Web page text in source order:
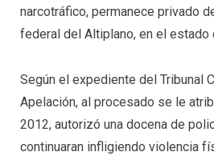
narcotráfico, permanece privado
federal del Altiplano, en el estado
Según el expediente del Tribunal
Apelación, al procesado se le
2012, autorizó una docena de
continuaran infligiendo violencia